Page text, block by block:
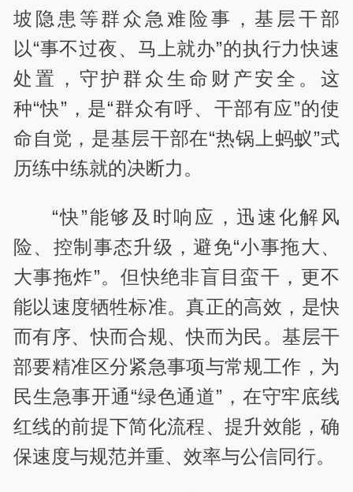
坡隐患等群众急难险事，基层干部
以“事不过夜、马上就办”的执行力快速
处置，守护群众生命财产安全。这
种“快”，是“群众有呼、干部有应”的使
命自觉，是基层干部在“热锅上蚂蚁”式
历练中练就的决断力。
“快”能够及时响应，迅速化解风
险、控制事态升级，避免“小事拖大、
大事拖炸”。但快绝非盲目蛮干，更不
能以速度牺牲标准。真正的高效，是快
而有序、快而合规、快而为民。基层干
部要精准区分紧急事项与常规工作，为
民生急事开通“绿色通道”，在守牢底线
红线的前提下简化流程、提升效能，确
保速度与规范并重、效率与公信同行。